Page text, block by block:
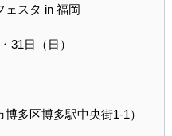
ェスタ in 福岡
31日（日）
多区博多駅中央街1-1）